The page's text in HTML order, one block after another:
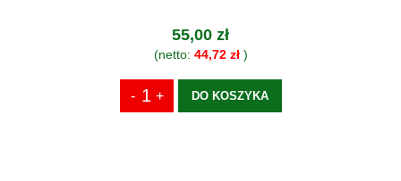
55,00 zł
(netto: 44,72 zł)
DO KOSZYKA